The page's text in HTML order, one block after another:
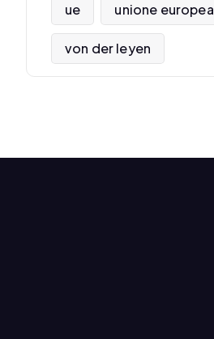
ue unione europea
von der leyen